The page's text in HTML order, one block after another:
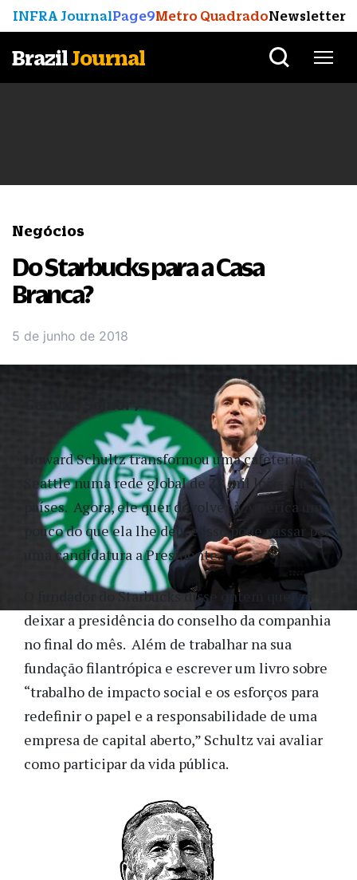
INFRA JournalPage9Metro QuadradoNewsletter
BrazilJournal
Negócios
Do Starbucks para a Casa
Branca?
5 de junho de 2018
Howard Schultz transformou uma cafeteria de
Seattle numa rede global de 28 mil lojas em 77
países. Agora, ele quer devolver à América um
pouco do que ela lhe deu, e isso pode passar por
uma candidatura a Presidente.
O fundador do Starbucks disse ontem que vai
deixar a presidência do conselho da companhia
no final do mês. Além de trabalhar na sua
fundação filantrópica e escrever um livro sobre
“trabalho de impacto social e os esforços para
redefinir o papel e a responsabilidade de uma
empresa de capital aberto,” Schultz vai avaliar
como participar da vida pública.
Geraldo Samor